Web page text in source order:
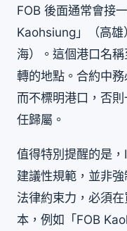
FOB 後面通常會接
Kaohsiung」（高
海）。這個港口名
轉的地點。合約中務
而不標明港口，否
任歸屬。
值得特別提醒的是
建議性規範，並非
法律約束力，必須
本，例如「FOB